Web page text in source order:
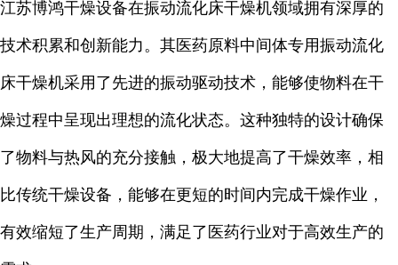
江苏博鸿干燥设备在振动流化床干燥机领域拥有深厚的
技术积累和创新能力。其医药原料中间体专用振动流化
床干燥机采用了先进的振动驱动技术，能够使物料在干
燥过程中呈现出理想的流化状态。这种独特的设计确保
了物料与热风的充分接触，极大地提高了干燥效率，相
比传统干燥设备，能够在更短的时间内完成干燥作业，
有效缩短了生产周期，满足了医药行业对于高效生产的